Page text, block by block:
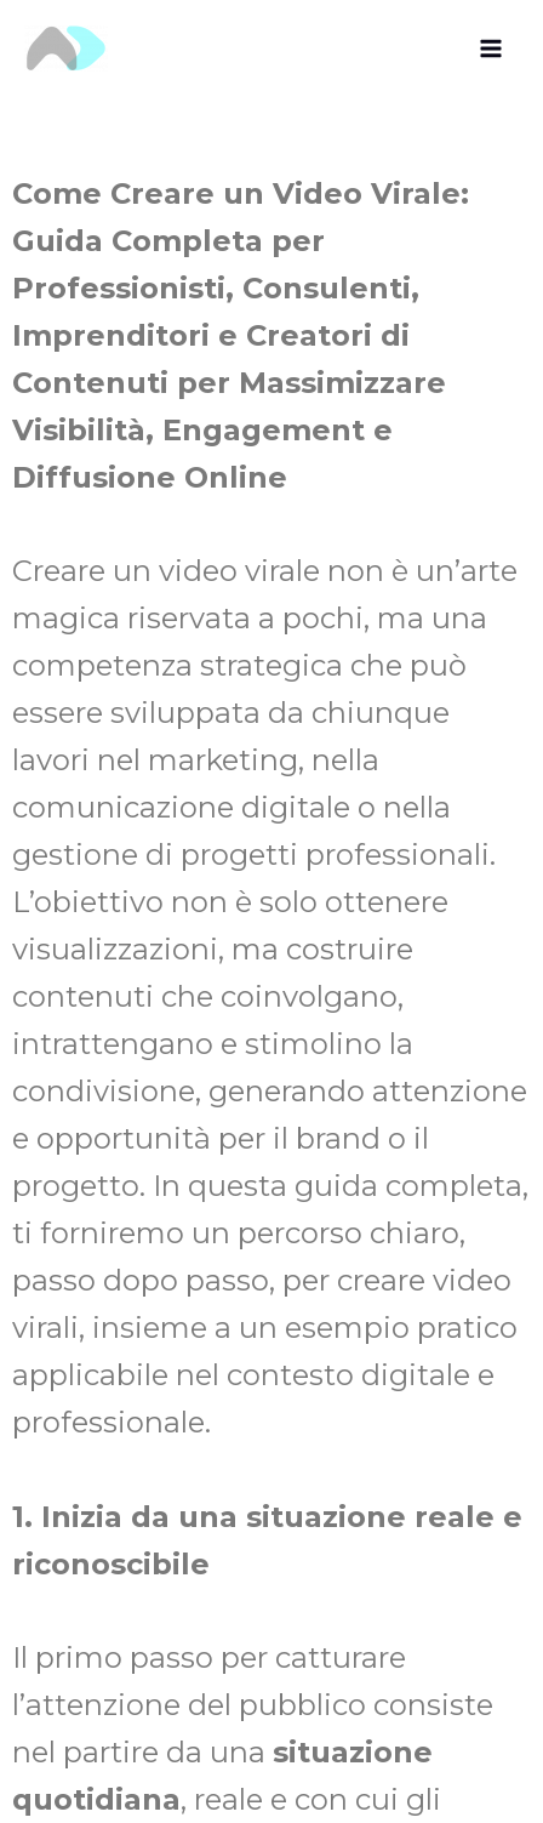
Come Creare un Video Virale:
Guida Completa per
Professionisti, Consulenti,
Imprenditori e Creatori di
Contenuti per Massimizzare
Visibilità, Engagement e
Diffusione Online
Creare un video virale non è un’arte
magica riservata a pochi, ma una
competenza strategica che può
essere sviluppata da chiunque
lavori nel marketing, nella
comunicazione digitale o nella
gestione di progetti professionali.
L’obiettivo non è solo ottenere
visualizzazioni, ma costruire
contenuti che coinvolgano,
intrattengano e stimolino la
condivisione, generando attenzione
e opportunità per il brand o il
progetto. In questa guida completa,
ti forniremo un percorso chiaro,
passo dopo passo, per creare video
virali, insieme a un esempio pratico
applicabile nel contesto digitale e
professionale.
1. Inizia da una situazione reale e
riconoscibile
Il primo passo per catturare
l’attenzione del pubblico consiste
nel partire da una situazione
quotidiana, reale e con cui gli